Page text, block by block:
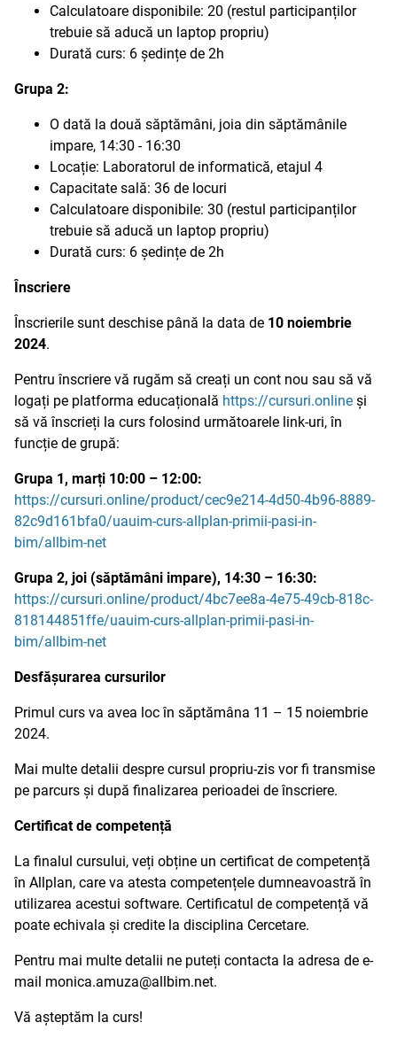
Calculatoare disponibile: 20 (restul participanților
trebuie să aducă un laptop propriu)
Durată curs: 6 ședințe de 2h
Grupa 2:
O dată la două săptămâni, joia din săptămânile
impare, 14:30 - 16:30
Locație: Laboratorul de informatică, etajul 4
Capacitate sală: 36 de locuri
Calculatoare disponibile: 30 (restul participanților
trebuie să aducă un laptop propriu)
Durată curs: 6 ședințe de 2h
Înscriere
Înscrierile sunt deschise până la data de 10 noiembrie
2024.
Pentru înscriere vă rugăm să creați un cont nou sau să vă
logați pe platforma educațională https://cursuri.online și
să vă înscrieți la curs folosind următoarele link-uri, în
funcție de grupă:
Grupa 1, marți 10:00 – 12:00:
https://cursuri.online/product/cec9e214-4d50-4b96-8889-
82c9d161bfa0/uauim-curs-allplan-primii-pasi-in-
bim/allbim-net
Grupa 2, joi (săptămâni impare), 14:30 – 16:30:
https://cursuri.online/product/4bc7ee8a-4e75-49cb-818c-
818144851ffe/uauim-curs-allplan-primii-pasi-in-
bim/allbim-net
Desfășurarea cursurilor
Primul curs va avea loc în săptămâna 11 – 15 noiembrie
2024.
Mai multe detalii despre cursul propriu-zis vor fi transmise
pe parcurs și după finalizarea perioadei de înscriere.
Certificat de competență
La finalul cursului, veți obține un certificat de competență
în Allplan, care va atesta competențele dumneavoastră în
utilizarea acestui software. Certificatul de competență vă
poate echivala și credite la disciplina Cercetare.
Pentru mai multe detalii ne puteți contacta la adresa de e-
mail monica.amuza@allbim.net.
Vă așteptăm la curs!